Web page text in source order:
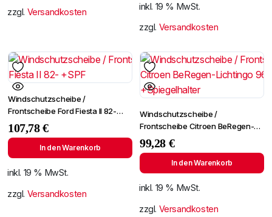
zzgl. Versandkosten
inkl. 19 % MwSt.
zzgl. Versandkosten
Windschutzscheibe /
Frontscheibe Ford Fiesta II 82-
+SPF
107,78€
In den Warenkorb
inkl. 19 % MwSt.
zzgl. Versandkosten
Windschutzscheibe /
Frontscheibe Citroen BeRegen-
Lichtingo 96- +Spiegelhalter
99,28 €
In den Warenkorb
inkl. 19 % MwSt.
zzgl. Versandkosten